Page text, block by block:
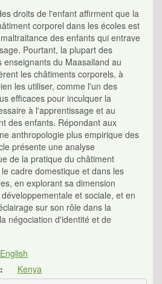
droits de l'enfant affirment que la
corporel dans les écoles est
des enfants qui entrave
Pourtant, la plupart des
enseignants du Maasailand au
les châtiments corporels, à
les utiliser, comme l'un des
efficaces pour inculquer la
à l'apprentissage et au
des enfants. Répondant aux
anthropologie plus empirique des
présente une analyse
de la pratique du châtiment
cadre domestique et dans les
en explorant sa dimension
et sociale, et en
sur son rôle dans la
négociation d'identité et de
English
Kenya